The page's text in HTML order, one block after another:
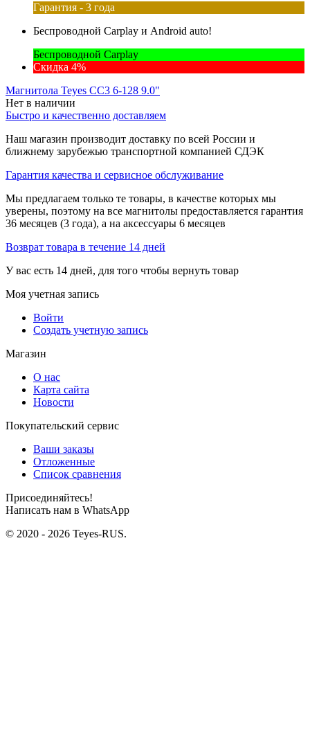
Гарантия - 3 года
Беспроводной Carplay и Android auto!
Беспроводной Carplay
Скидка 4%
Магнитола Teyes CC3 6-128 9.0"
Нет в наличии
Быстро и качественно доставляем
Наш магазин производит доставку по всей России и
ближнему зарубежью транспортной компанией СДЭК
Гарантия качества и сервисное обслуживание
Мы предлагаем только те товары, в качестве которых мы
уверены, поэтому на все магнитолы предоставляется гарантия
36 месяцев (3 года), а на аксессуары 6 месяцев
Возврат товара в течение 14 дней
У вас есть 14 дней, для того чтобы вернуть товар
Моя учетная запись
Войти
Создать учетную запись
Магазин
О нас
Карта сайта
Новости
Покупательский сервис
Ваши заказы
Отложенные
Список сравнения
Присоединяйтесь!
Написать нам в WhatsApp
© 2020 - 2026 Teyes-RUS.